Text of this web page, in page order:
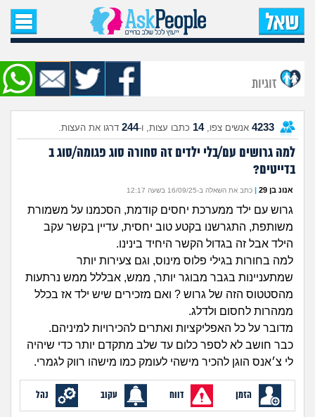
עמוד הבית
שאל שאלה
שאלות חדשות
שאלות שעוררו עניין
מה קורה כאן?
מתחם הטיפים
מדורים
היריון ולידה
הורות ומשפחה
הרשמה | התחברות
זוגיות
4233 אנשים צפו,14 כתבו עצות, ו-244 דרגו את העצות.
למה גרושים עם/בלי ילדים זה סחורה סוג פגומה/סוג ב
בדייטים?
אנונ בן 29 | כתב את השאלה ב-16/09/25 בשעה 12:17
גרוש עם ילד ממערכת יחסים קודמת, הסכמנו על משמורת
משותפת, התגרשנו בקטע טוב יחסית, עדיין בקשר עקב
הילד אבל זה בגדול הקשר היחיד בינינו.
למה בחורות בגילי פלוס מינוס, וגם צעירות יותר
שמתעניינות בגבר מבוגר יותר, ממש, אבללל ממש נרתעות
מהסטטוס הזה של גרוש ? ואם מזכירים שיש ילד אז בכלל
ממהרות לחסום ולדלג.
מדובר על כל האפליקציות ואתרים להכירויות למיניהם.
כבר חושב לא לספר כלום עד שלב מתקדם יותר כדי שיהיה
לי צ׳אנס הוגן להכיר מישהי לעומק כמו מישהו רווק לגמרי.
הזמן דווח עקוב נהל